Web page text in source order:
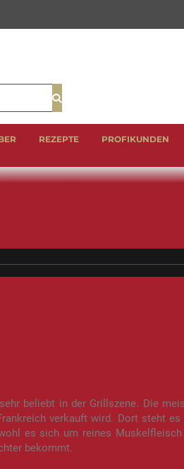
Suche
REZEPTE PROFIKUNDEN
beliebt in der Grillszene. Die
verkauft wird. Dort steht
es sich um reines
bekommt.